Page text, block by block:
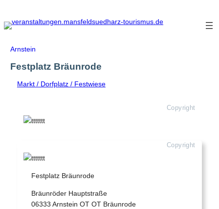
Inhalt
springen
Arnstein
Festplatz Bräunrode
Markt / Dorfplatz / Festwiese
Copyright
Copyright
Festplatz Bräunrode
Bräunröder Hauptstraße
06333 Arnstein OT OT Bräunrode